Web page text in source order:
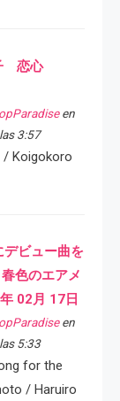
子 恋心
en
3:57
/ Koigokoro
デビュー曲を
色のエアメ
02月 17日
en
5:33
for the
/ Haruiro